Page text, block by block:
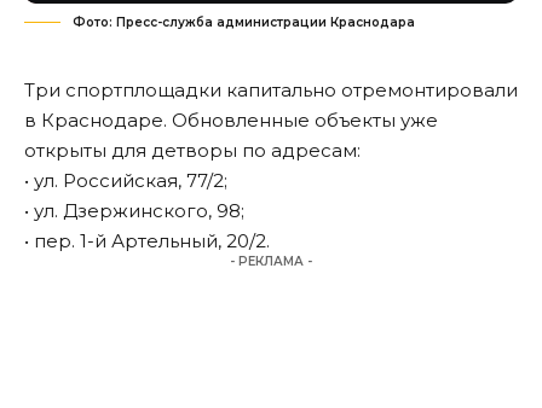
Фото: Пресс-служба администрации Краснодара
Три спортплощадки капитально отремонтировали
в Краснодаре. Обновленные объекты уже
открыты для детворы по адресам:
• ул. Российская, 77/2;
• ул. Дзержинского, 98;
• пер. 1-й Артельный, 20/2.
- РЕКЛАМА -